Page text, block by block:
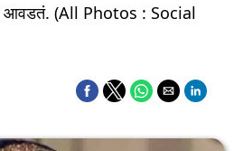
आवडतं. (All Photos : Social